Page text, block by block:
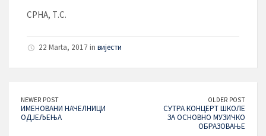
СРНА, Т.С.
22 Marta, 2017 in вијести
NEWER POST
ИМЕНОВАНИ НАЧЕЛНИЦИ
ОДЈЕЉЕЊА
OLDER POST
СУТРА КОНЦЕРТ ШКОЛЕ
ЗА ОСНОВНО МУЗИЧКО
ОБРАЗОВАЊЕ